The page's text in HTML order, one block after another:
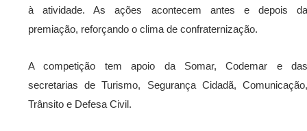
à atividade. As ações acontecem antes e depois da
premiação, reforçando o clima de confraternização.
A competição tem apoio da Somar, Codemar e das
secretarias de Turismo, Segurança Cidadã, Comunicação,
Trânsito e Defesa Civil.